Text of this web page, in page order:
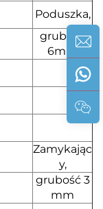
Poduszka,
grubość
6mm
Zamykając
y,
grubość 3
mm